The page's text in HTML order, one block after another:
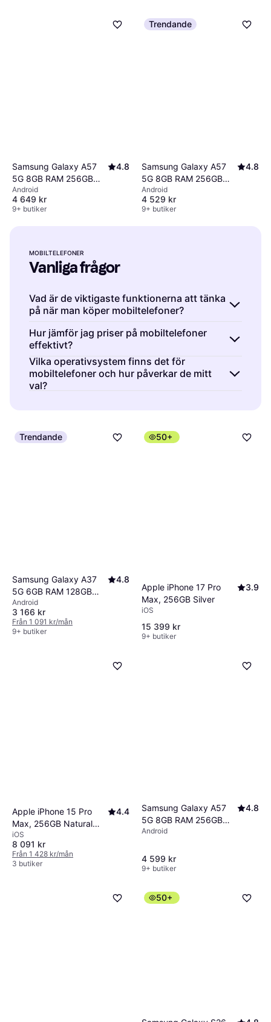
Samsung Galaxy A57
5G 8GB RAM 256GB
Awesome Navy
4.8
Android
4 649 kr
9+ butiker
Trendande
Samsung Galaxy A57
5G 8GB RAM 256GB
Awesome Lilac
4.8
Android
4 529 kr
9+ butiker
Trendande
Samsung Galaxy A37
5G 6GB RAM 128GB
Awesome Charcoal
4.8
Android
3 166 kr
Från 1 091 kr/mån
9+ butiker
50+
Apple iPhone 17 Pro
Max, 256GB Silver
3.9
iOS
15 399 kr
9+ butiker
Apple iPhone 15 Pro
Max, 256GB Natural
Titanium
4.4
iOS
8 091 kr
Från 1 428 kr/mån
3 butiker
Samsung Galaxy A57
5G 8GB RAM 256GB
Awesome Gray
4.8
Android
4 599 kr
9+ butiker
50+
MOBILTELEFONER
Vanliga frågor
Vad är de viktigaste funktionerna att tänka
på när man köper mobiltelefoner?
Mobiltelefoner är enheter med olika
funktioner som passar olika behov. Tänk på
skärmstorlek, batteritid och kamerakvalitet.
Fundera över vad du använder mobilen mest
till för att välja rätt.
Hur jämför jag priser på mobiltelefoner
effektivt?
Mobiltelefoner är ofta prissatta olika
beroende på återförsäljare. Använd vår
jämförelsetjänst för att se prisvariationer och
Vilka operativsystem finns det för
mobiltelefoner och hur påverkar de mitt
val?
påverkar app-kompatibilitet och
användarupplevelse. Fundera på vilka appar